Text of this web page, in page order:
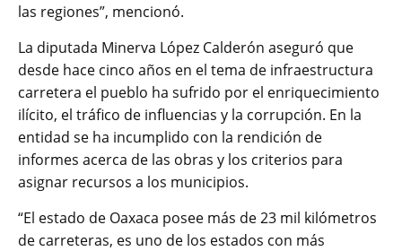
las regiones”, mencionó.
La diputada Minerva López Calderón aseguró que
desde hace cinco años en el tema de infraestructura
carretera el pueblo ha sufrido por el enriquecimiento
ilícito, el tráfico de influencias y la corrupción. En la
entidad se ha incumplido con la rendición de
informes acerca de las obras y los criterios para
asignar recursos a los municipios.
“El estado de Oaxaca posee más de 23 mil kilómetros
de carreteras, es uno de los estados con más